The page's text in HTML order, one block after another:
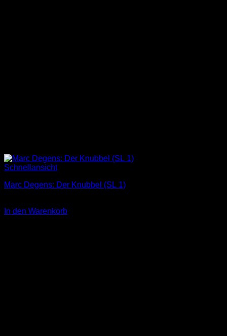
Schnellansicht
Marc Degens: Der Knubbel (SL 1)
In den Warenkorb